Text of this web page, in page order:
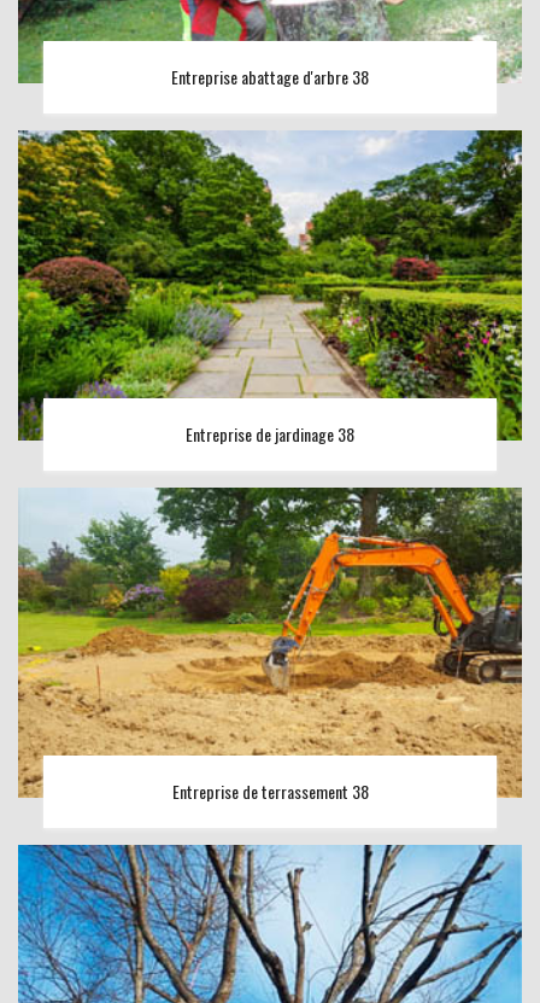
Entreprise abattage d'arbre 38
Entreprise de jardinage 38
Entreprise de terrassement 38